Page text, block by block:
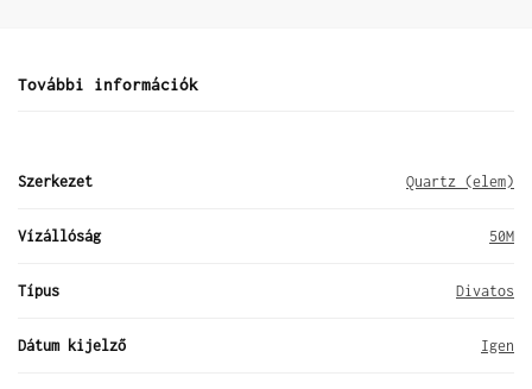
További információk
Szerkezet Quartz (elem)
Vízállóság 50M
Típus Divatos
Dátum kijelző Igen